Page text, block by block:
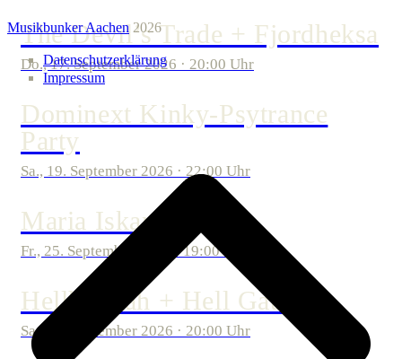
The Devil’s Trade + Fjordheksa
Do., 17. September 2026 · 20:00 Uhr
Dominext Kinky-Psytrance
Party
Sa., 19. September 2026 · 22:00 Uhr
Maria Iskariot
Fr., 25. September 2026 · 19:00 Uhr
Hellhookah + Hell Gate
Sa., 26. September 2026 · 20:00 Uhr
Musikbunker Aachen2026
Datenschutzerklärung
Impressum